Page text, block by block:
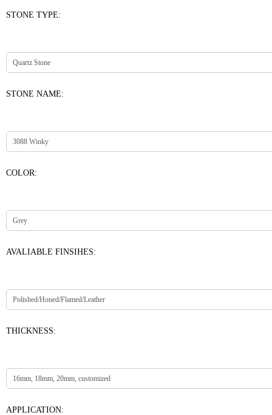
STONE TYPE:
STONE NAME:
COLOR:
AVALIABLE FINSIHES:
THICKNESS:
APPLICATION: